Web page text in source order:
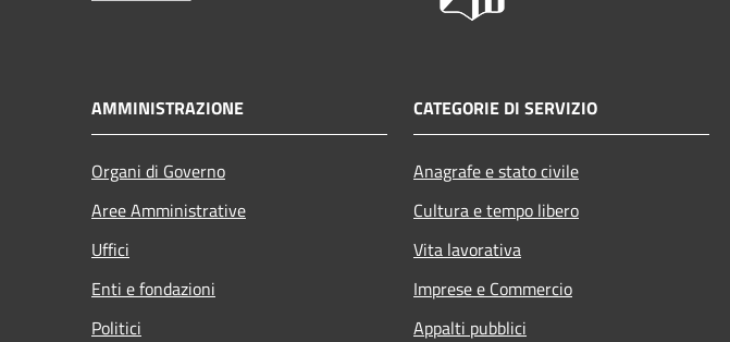
AMMINISTRAZIONE
Organi di Governo
Aree Amministrative
Uffici
Enti e fondazioni
Politici
CATEGORIE DI SERVIZIO
Anagrafe e stato civile
Cultura e tempo libero
Vita lavorativa
Imprese e Commercio
Appalti pubblici